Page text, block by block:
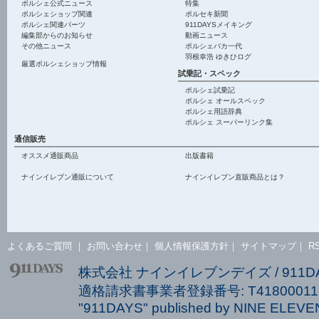
ポルシェ公式ニュース
ポルシェショップ関連
ポルシェ関連パーツ
編集部からのお知らせ
その他ニュース
厳選ポルシェショップ情報
特集
ポルセキ新聞
911DAYSメイキング
動画ニュース
ポルシェバカ一代
羽根幸浩 ゆきひログ
試乗記・スペック
ポルシェ試乗記
ポルシェ オールスペック
ポルシェ用語辞典
ポルシェ スーパーリンク集
通信販売
オススメ通販商品 出版書籍
ナインイレブン通販について ナインイレブン直販商品とは？
よくあるご質問 お問い合わせ 個人情報保護方針 サイトマップ｜
株式会社 ナインイレブンデイズ /
適格請求書事業者登録番号:
"911DAYS" published by NINE